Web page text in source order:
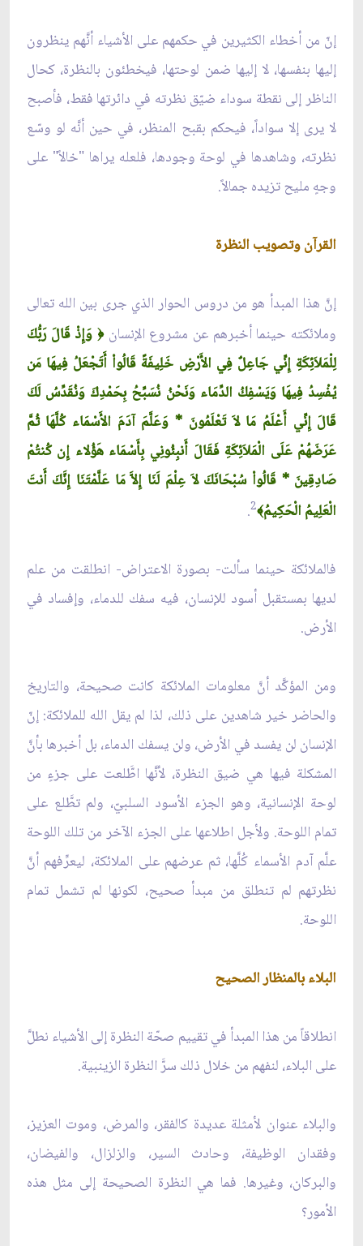
إنّ من أخطاء الكثيرين في حكمهم على الأشياء أنَّهم ينظرون
إليها بنفسها، لا إليها ضمن لوحتها، فيخطئون بالنظرة، كحال
الناظر إلى نقطة سوداء ضيّق نظرته في دائرتها فقط، فأصبح
لا يرى إلا سواداً، فيحكم بقبح المنظر، في حين أنَّه لو وسّع
نظرته، وشاهدها في لوحة وجودها، فلعله يراها "خالاً" على
وجهٍ مليح تزيده جمالاً.
القرآن وتصويب النظرة
إنَّ هذا المبدأ هو من دروس الحوار الذي جرى بين الله تعالى
وملائكته حينما أخبرهم عن مشروع الإنسان﴿ وَإِذْ قَالَ رَبُّكَ
لِلْمَلاَئِكَةِ إِنِّي جَاعِلٌ فِي الأَرْضِ خَلِيفَةً قَالُواْ أَتَجْعَلُ فِيهَا مَن
يُفْسِدُ فِيهَا وَيَسْفِكُ الدِّمَاء وَنَحْنُ نُسَبِّحُ بِحَمْدِكَ وَنُقَدِّسُ لَكَ
قَالَ إِنِّي أَعْلَمُ مَا لاَ تَعْلَمُونَ * وَعَلَّمَ آدَمَ الأَسْمَاء كُلَّهَا ثُمَّ
عَرَضَهُمْ عَلَى الْمَلاَئِكَةِ فَقَالَ أَنبِئُونِي بِأَسْمَاء هَؤُلاء إِن كُنتُمْ
صَادِقِينَ * قَالُواْ سُبْحَانَكَ لاَ عِلْمَ لَنَا إِلاَّ مَا عَلَّمْتَنَا إِنَّكَ أَنتَ
الْعَلِيمُ الْحَكِيمُ﴾2
.
فالملائكة حينما سألت- بصورة الاعتراض- انطلقت من علم
لديها بمستقبل أسود للإنسان، فيه سفك للدماء، وإفساد في
الأرض.
ومن المؤكَّد أنَّ معلومات الملائكة كانت صحيحة، والتاريخ
والحاضر خير شاهدين على ذلك، لذا لم يقل الله للملائكة: إنّ
الإنسان لن يفسد في الأرض، ولن يسفك الدماء، بل أخبرها بأنَّ
المشكلة فيها هي ضيق النظرة، لأنَّها اطَّلعت على جزءٍ من
لوحة الإنسانية، وهو الجزء الأسود السلبيّ، ولم تطَّلع على
تمام اللوحة. ولأجل اطلاعها على الجزء الآخر من تلك اللوحة
علَّم آدم الأسماء كُلَّها، ثم عرضهم على الملائكة، ليعرِّفهم أنَّ
نظرتهم لم تنطلق من مبدأ صحيح، لكونها لم تشمل تمام
اللوحة.
البلاء بالمنظار الصحيح
انطلاقاً من هذا المبدأ في تقييم صحّة النظرة إلى الأشياء نطلَّ
على البلاء، لنفهم من خلال ذلك سرَّ النظرة الزينبية.
والبلاء عنوان لأمثلة عديدة كالفقر، والمرض، وموت العزيز،
وفقدان الوظيفة، وحادث السير، والزلزال، والفيضان،
والبركان، وغيرها. فما هي النظرة الصحيحة إلى مثل هذه
الأمور؟